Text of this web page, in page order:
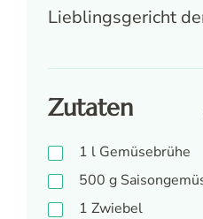
Lieblingsgericht
Zutaten
1 l Gemüsebrühe
500 g
1 Zwiebel